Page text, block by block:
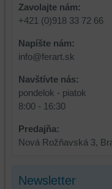
Zavolajte nám:
+421 (0)918 33 72 66
Napíšte nám:
info@ferart.sk
Navštívte nás:
pondelok - piatok
8:00 - 16:30
Predajňa:
Nová Rožňavská 3,
Newsletter
alebo
bez
používať
skripty
a/alebo
zdroje
tretích
widgety
atď.